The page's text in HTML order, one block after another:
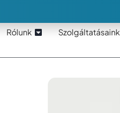
Rólunk Szolgáltatásaink